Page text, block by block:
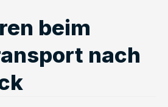
beim
nach